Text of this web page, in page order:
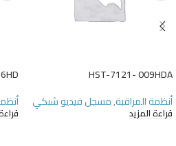
HST-7121- 009HDA
أنظمة المراقبة,مسجل فيديو شبكي
قراءة المزيد